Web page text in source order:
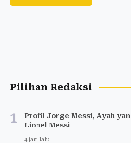
Pilihan Redaksi
1
Profil Jorge Messi, Ayah
Lionel Messi
4 jam lalu